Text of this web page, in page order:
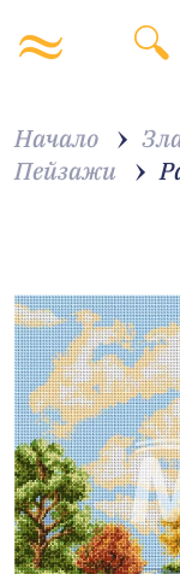
Начало
Пейзажи